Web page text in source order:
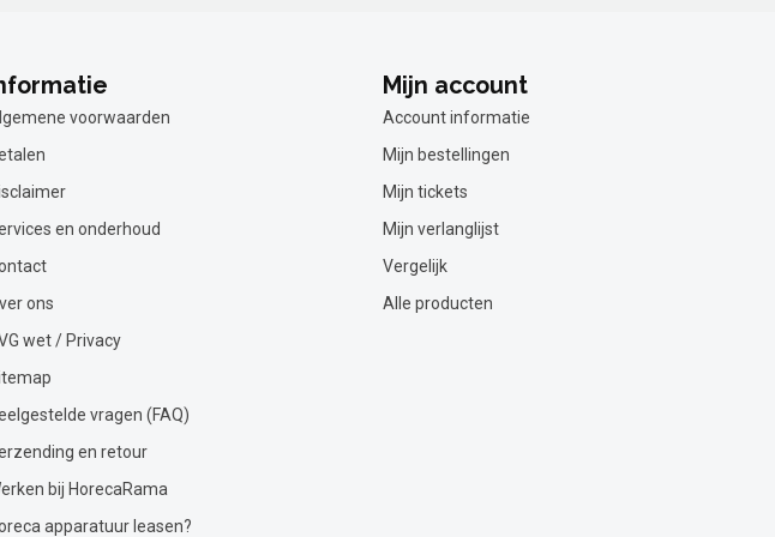
voorwaarden
en onderhoud
ons
wet / Privacy
vragen (FAQ)
en retour
bij HorecaRama
apparatuur leasen?
Mijn account
Account informatie
Mijn bestellingen
Mijn tickets
Mijn verlanglijst
Vergelijk
Alle producten